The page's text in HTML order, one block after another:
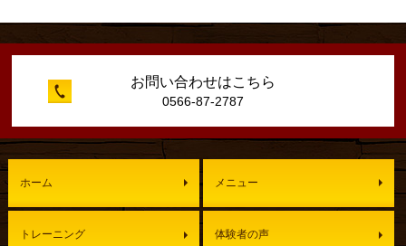
お問い合わせはこちら
0566-87-2787
ホーム メニュー
トレーニング 体験者の声